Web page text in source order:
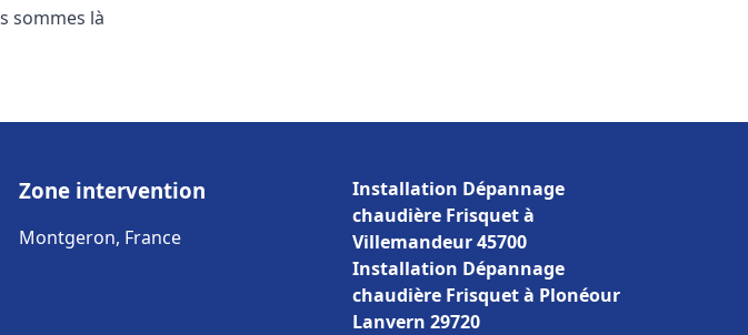
sommes là
Zone intervention
Montgeron, France
Installation Dépannage
chaudière Frisquet à
Villemandeur 45700
Installation Dépannage
chaudière Frisquet à Plonéour
Lanvern 29720